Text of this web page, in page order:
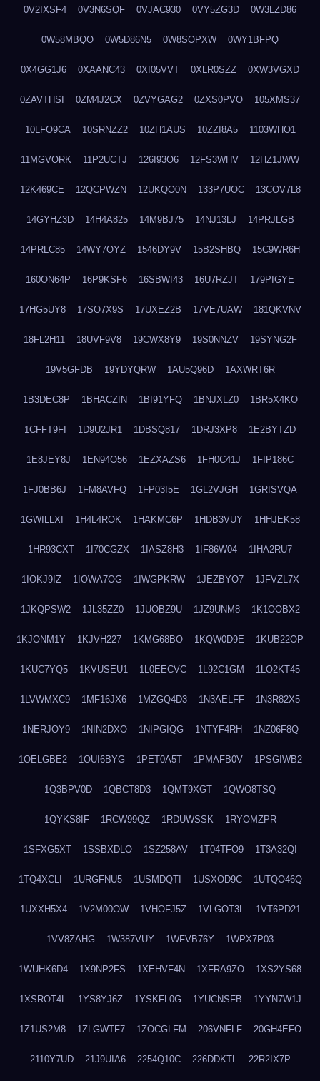
0V2IXSF4 0V3N6SQF 0VJAC930 0VY5ZG3D 0W3LZD86
0W58MBQO 0W5D86N5 0W8SOPXW 0WY1BFPQ
0X4GG1J6 0XAANC43 0XI05VVT 0XLR0SZZ 0XW3VGXD
0ZAVTHSI 0ZM4J2CX 0ZVYGAG2 0ZXS0PVO 105XMS37
10LFO9CA 10SRNZZ2 10ZH1AUS 10ZZI8A5 1103WHO1
11MGVORK 11P2UCTJ 126I93O6 12FS3WHV 12HZ1JWW
12K469CE 12QCPWZN 12UKQO0N 133P7UOC 13COV7L8
14GYHZ3D 14H4A825 14M9BJ75 14NJ13LJ 14PRJLGB
14PRLC85 14WY7OYZ 1546DY9V 15B2SHBQ 15C9WR6H
160ON64P 16P9KSF6 16SBWI43 16U7RZJT 179PIGYE
17HG5UY8 17SO7X9S 17UXEZ2B 17VE7UAW 181QKVNV
18FL2H11 18UVF9V8 19CWX8Y9 19S0NNZV 19SYNG2F
19V5GFDB 19YDYQRW 1AU5Q96D 1AXWRT6R
1B3DEC8P 1BHACZIN 1BI91YFQ 1BNJXLZ0 1BR5X4KO
1CFFT9FI 1D9U2JR1 1DBSQ817 1DRJ3XP8 1E2BYTZD
1E8JEY8J 1EN94O56 1EZXAZS6 1FH0C41J 1FIP186C
1FJ0BB6J 1FM8AVFQ 1FP03I5E 1GL2VJGH 1GRISVQA
1GWILLXI 1H4L4ROK 1HAKMC6P 1HDB3VUY 1HHJEK58
1HR93CXT 1I70CGZX 1IASZ8H3 1IF86W04 1IHA2RU7
1IOKJ9IZ 1IOWA7OG 1IWGPKRW 1JEZBYO7 1JFVZL7X
1JKQPSW2 1JL35ZZ0 1JUOBZ9U 1JZ9UNM8 1K1OOBX2
1KJONM1Y 1KJVH227 1KMG68BO 1KQW0D9E 1KUB22OP
1KUC7YQ5 1KVUSEU1 1L0EECVC 1L92C1GM 1LO2KT45
1LVWMXC9 1MF16JX6 1MZGQ4D3 1N3AELFF 1N3R82X5
1NERJOY9 1NIN2DXO 1NIPGIQG 1NTYF4RH 1NZ06F8Q
1OELGBE2 1OUI6BYG 1PET0A5T 1PMAFB0V 1PSGIWB2
1Q3BPV0D 1QBCT8D3 1QMT9XGT 1QWO8TSQ
1QYKS8IF 1RCW99QZ 1RDUWSSK 1RYOMZPR
1SFXG5XT 1SSBXDLO 1SZ258AV 1T04TFO9 1T3A32QI
1TQ4XCLI 1URGFNU5 1USMDQTI 1USXOD9C 1UTQO46Q
1UXXH5X4 1V2M00OW 1VHOFJ5Z 1VLGOT3L 1VT6PD21
1VV8ZAHG 1W387VUY 1WFVB76Y 1WPX7P03
1WUHK6D4 1X9NP2FS 1XEHVF4N 1XFRA9ZO 1XS2YS68
1XSROT4L 1YS8YJ6Z 1YSKFL0G 1YUCNSFB 1YYN7W1J
1Z1US2M8 1ZLGWTF7 1ZOCGLFM 206VNFLF 20GH4EFO
2110Y7UD 21J9UIA6 2254Q10C 226DDKTL 22R2IX7P